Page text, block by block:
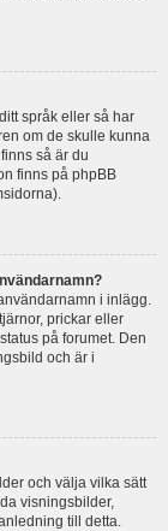
språk eller så har
om de skulle kunna
så är du
finns på phpBB
i inlägg.
prickar eller
på forumet. Den
och är i
och välja vilka sätt
visningsbilder,
till detta.